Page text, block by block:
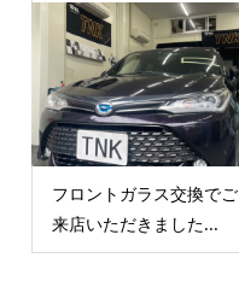
フロントガラス交換でご
来店いただきました...